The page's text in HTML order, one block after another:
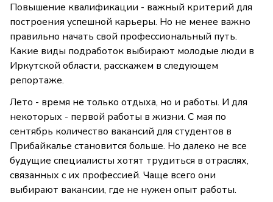
Повышение квалификации - важный критерий для
построения успешной карьеры. Но не менее важно
правильно начать свой профессиональный путь.
Какие виды подработок выбирают молодые люди в
Иркутской области, расскажем в следующем
репортаже.
Лето - время не только отдыха, но и работы. И для
некоторых - первой работы в жизни. С мая по
сентябрь количество вакансий для студентов в
Прибайкалье становится больше. Но далеко не все
будущие специалисты хотят трудиться в отраслях,
связанных с их профессией. Чаще всего они
выбирают вакансии, где не нужен опыт работы.